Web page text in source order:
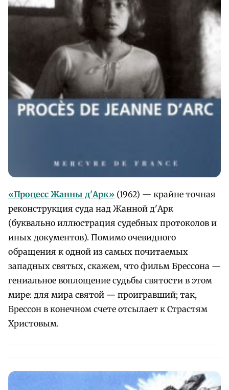
«Процесс Жанны д'Арк» (1962) — крайне точная
реконструкция суда над Жанной д'Арк
(буквально иллюстрация судебных протоколов и
иных документов). Помимо очевидного
обращения к одной из самых почитаемых
западных святых, скажем, что фильм Брессона —
гениальное воплощение судьбы святости в этом
мире: для мира святой — проигравший; так,
Брессон в конечном счете отсылает к Страстям
Христовым.